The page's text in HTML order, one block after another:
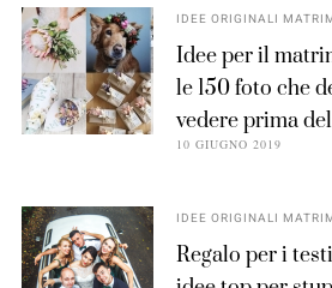
IDEE ORIGINALI
Idee per il
le 150 foto che
vedere prima
10 GIUGNO 2019
IDEE ORIGINALI
Regalo per i